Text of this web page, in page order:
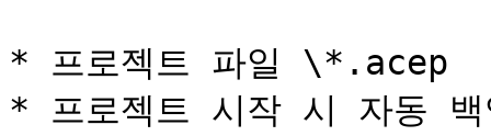
* 프로젝트 파일 \*.acep
* 프로젝트 시작 시 자동